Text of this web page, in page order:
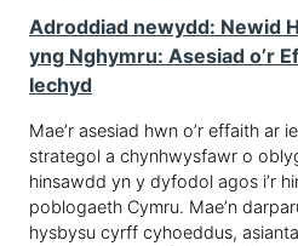
Adroddiad newydd: Newid
yng Nghymru: Asesiad o’r
Iechyd
Mae’r asesiad hwn o’r effaith ar
strategol a chynhwysfawr o
hinsawdd yn y dyfodol agos i’r
poblogaeth Cymru. Mae’n
hysbysu cyrff cyhoeddus,